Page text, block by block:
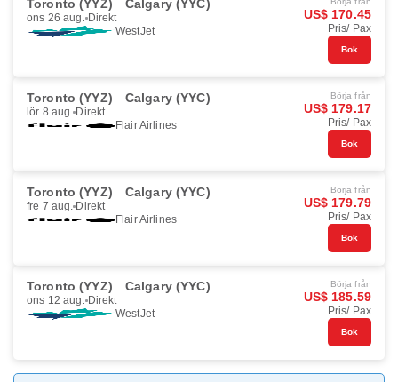
Toronto (YYZ) Calgary (YYC)
ons 26 aug. Direkt
WestJet
US$ 170.45
Pris/ Pax
Bok
Toronto (YYZ) Calgary (YYC)
lör 8 aug. Direkt
Flair Airlines
Börja från
US$ 179.17
Pris/ Pax
Bok
Toronto (YYZ) Calgary (YYC)
fre 7 aug. Direkt
Flair Airlines
Börja från
US$ 179.79
Pris/ Pax
Bok
Toronto (YYZ) Calgary (YYC)
ons 12 aug. Direkt
WestJet
Börja från
US$ 185.59
Pris/ Pax
Bok